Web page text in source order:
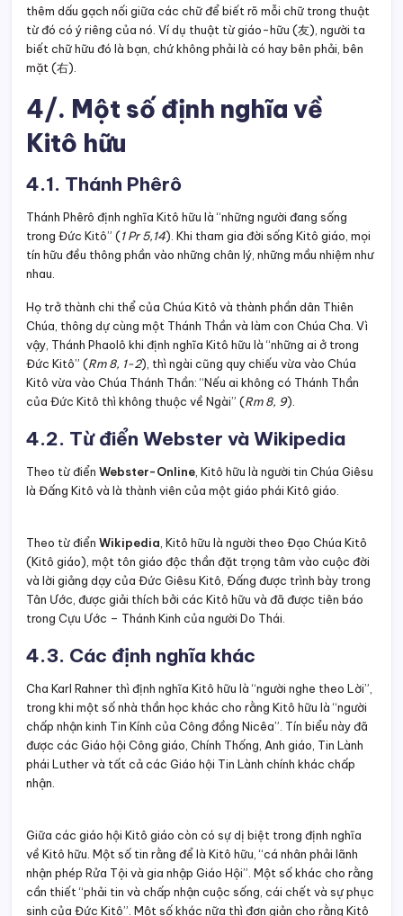
thêm dấu gạch nối giữa các chữ để biết rõ mỗi chữ trong thuật
từ đó có ý riêng của nó. Ví dụ thuật từ giáo-hữu (友), người ta
biết chữ hữu đó là bạn, chứ không phải là có hay bên phải, bên
mặt (右).
4/. Một số định nghĩa về
Kitô hữu
4.1. Thánh Phêrô
Thánh Phêrô định nghĩa Kitô hữu là “những người đang sống
trong Đức Kitô” (1 Pr 5,14). Khi tham gia đời sống Kitô giáo, mọi
tín hữu đều thông phần vào những chân lý, những mầu nhiệm như
nhau.
Họ trở thành chi thể của Chúa Kitô và thành phần dân Thiên
Chúa, thông dự cùng một Thánh Thần và làm con Chúa Cha. Vì
vậy, Thánh Phaolô khi định nghĩa Kitô hữu là “những ai ở trong
Đức Kitô” (Rm 8, 1-2), thì ngài cũng quy chiếu vừa vào Chúa
Kitô vừa vào Chúa Thánh Thần: “Nếu ai không có Thánh Thần
của Đức Kitô thì không thuộc về Ngài” (Rm 8, 9).
4.2. Từ điển Webster và Wikipedia
Theo từ điển Webster-Online, Kitô hữu là người tin Chúa Giêsu
là Đấng Kitô và là thành viên của một giáo phái Kitô giáo.
Theo từ điển Wikipedia, Kitô hữu là người theo Đạo Chúa Kitô
(Kitô giáo), một tôn giáo độc thần đặt trọng tâm vào cuộc đời
và lời giảng dạy của Đức Giêsu Kitô, Đấng được trình bày trong
Tân Ước, được giải thích bởi các Kitô hữu và đã được tiên báo
trong Cựu Ước – Thánh Kinh của người Do Thái.
4.3. Các định nghĩa khác
Cha Karl Rahner thì định nghĩa Kitô hữu là “người nghe theo Lời”,
trong khi một số nhà thần học khác cho rằng Kitô hữu là “người
chấp nhận kinh Tin Kính của Công đồng Nicêa”. Tín biểu này đã
được các Giáo hội Công giáo, Chính Thống, Anh giáo, Tin Lành
phái Luther và tất cả các Giáo hội Tin Lành chính khác chấp
nhận.
Giữa các giáo hội Kitô giáo còn có sự dị biệt trong định nghĩa
về Kitô hữu. Một số tin rằng để là Kitô hữu, “cá nhân phải lãnh
nhận phép Rửa Tội và gia nhập Giáo Hội”. Một số khác cho rằng
cần thiết “phải tin và chấp nhận cuộc sống, cái chết và sự phục
sinh của Đức Kitô”. Một số khác nữa thì đơn giản cho rằng Kitô